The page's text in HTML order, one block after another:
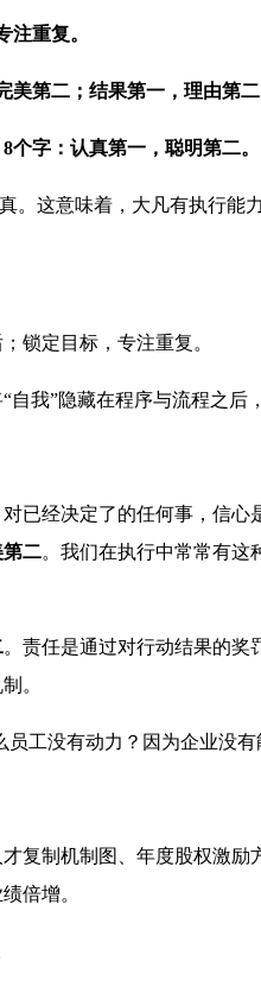
注重复。
第二；结果第一，理由第二
个字：认真第一，聪明第二。
。这意味着，大凡有执行
锁定目标，专注重复。
我”隐藏在程序与流程之后
对已经决定了的任何事，信心
二。我们在执行中常常有这
。责任是通过对行动结果的奖
。
工没有动力？因为企业没有
复制机制图、年度股权激
倍增。